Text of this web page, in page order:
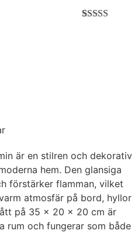
är en stilren och dekorativ
hem. Den glansiga
förstärker flamman, vilket
atmosfär på bord, hyllor
på 35 × 20 × 20 cm är
rum och fungerar som både